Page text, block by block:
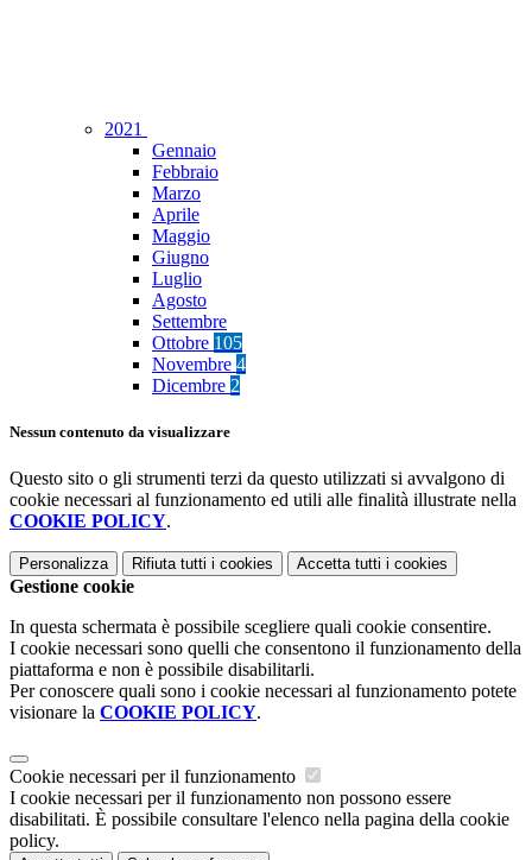
2021
Gennaio
Febbraio
Marzo
Aprile
Maggio
Giugno
Luglio
Agosto
Settembre
Ottobre 105
Novembre 4
Dicembre 2
Nessun contenuto da visualizzare
Questo sito o gli strumenti terzi da questo utilizzati si avvalgono di
cookie necessari al funzionamento ed utili alle finalità illustrate nella
COOKIE POLICY.
Personalizza Rifiuta tutti i cookies Accetta tutti i cookies
Gestione cookie
In questa schermata è possibile scegliere quali cookie consentire.
I cookie necessari sono quelli che consentono il funzionamento della
piattaforma e non è possibile disabilitarli.
Per conoscere quali sono i cookie necessari al funzionamento potete
visionare la COOKIE POLICY.
Cookie necessari per il funzionamento
I cookie necessari per il funzionamento non possono essere
disabilitati. È possibile consultare l'elenco nella pagina della cookie
policy.